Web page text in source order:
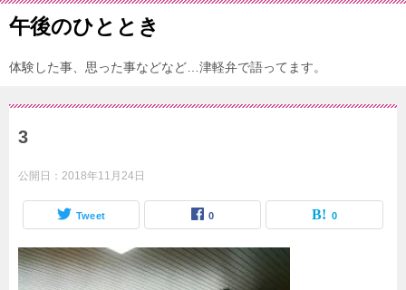
午後のひととき
体験した事、思った事などなど…津軽弁で語ってます。
3
公開日： 2018年11月24日
Tweet 0 0